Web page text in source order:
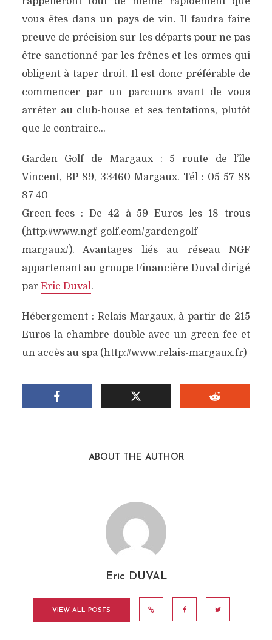
vous êtes dans un pays de vin. Il faudra faire
preuve de précision sur les départs pour ne pas
être sanctionné par les frênes et les ormes qui
obligent à taper droit. Il est donc préférable de
commencer par un parcours avant de vous
arrêter au club-house et ses tentations, plutôt
que le contraire…
Garden Golf de Margaux : 5 route de l’île
Vincent, BP 89, 33460 Margaux. Tél : 05 57 88
87 40
Green-fees : De 42 à 59 Euros les 18 trous
(http://www.ngf-golf.com/gardengolf-
margaux/). Avantages liés au réseau NGF
appartenant au groupe Financière Duval dirigé
par Eric Duval.
Hébergement : Relais Margaux, à partir de 215
Euros la chambre double avec un green-fee et
un accès au spa (http://www.relais-margaux.fr)
ABOUT THE AUTHOR
Eric DUVAL
VIEW ALL POSTS